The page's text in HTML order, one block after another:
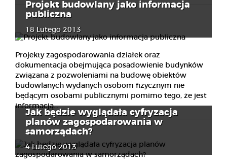
Projekt budowlany jako informacja
publiczna
18 Lutego 2013
Projekty zagospodarowania działek oraz
dokumentacja obejmująca posadowienie budynków
związana z pozwoleniami na budowę obiektów
budowlanych wydanych osobom fizycznym nie
będącym osobami publicznymi pomimo tego, że jest
informacją...
Jak będzie wyglądała cyfryzacja
planów zagospodarowania w
samorządach?
4 Lutego 2013